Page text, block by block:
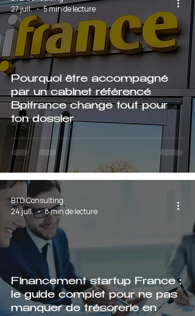
Pourquoi être accompagné
par un cabinet référencé
Bpifrance change tout pour
ton dossier
27 juil.
5 min de lecture
Financement startup France :
le guide complet pour ne pas
manquer de trésorerie en
BTD Consulting
24 juil.
8 min de lecture